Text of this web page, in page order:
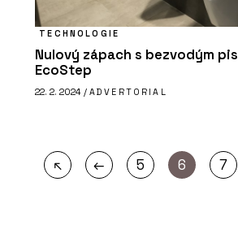
TECHNOLOGIE
Nulový zápach s bezvodým
EcoStep
22. 2. 2024 / ADVERTORIAL
↖ ← 5 6 7